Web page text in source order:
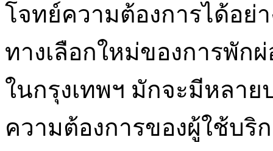
โจทย์ความต้องการได้อย่
ทางเลือกใหม่ของการพัก
ในกรุงเทพฯ มักจะมีหลาย
ความต้องการของผู้ใช้บริ